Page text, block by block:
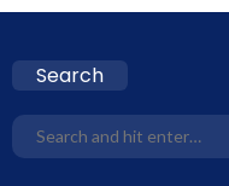
Search